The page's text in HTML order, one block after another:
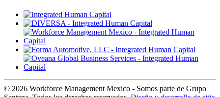
© 2026 Workforce Management Mexico - Somos parte de Grupo